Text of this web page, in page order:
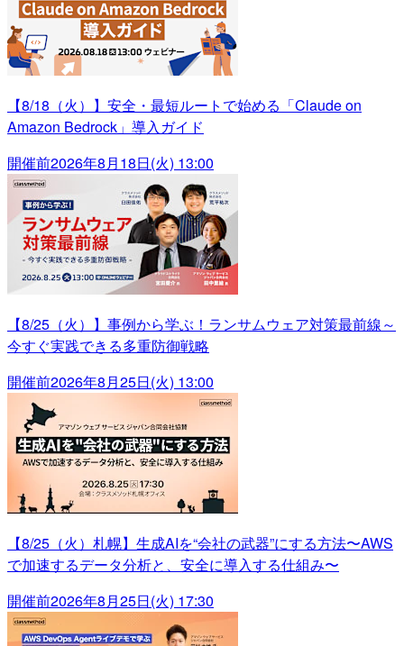
【8/18（火）】安全・最短ルートで始める「Claude on
Amazon Bedrock」導入ガイド
開催前2026年8月18日(火) 13:00
【8/25（火）】事例から学ぶ！ランサムウェア対策最前線～
今すぐ実践できる多重防御戦略
開催前2026年8月25日(火) 13:00
【8/25（火）札幌】生成AIを“会社の武器”にする方法〜AWS
で加速するデータ分析と、安全に導入する仕組み〜
開催前2026年8月25日(火) 17:30